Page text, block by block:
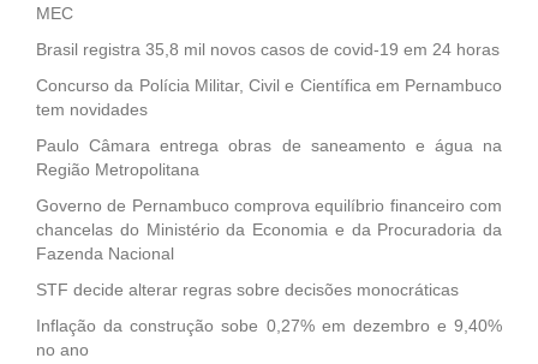
MEC
Brasil registra 35,8 mil novos casos de covid-19 em 24 horas
Concurso da Polícia Militar, Civil e Científica em Pernambuco
tem novidades
Paulo Câmara entrega obras de saneamento e água na
Região Metropolitana
Governo de Pernambuco comprova equilíbrio financeiro com
chancelas do Ministério da Economia e da Procuradoria da
Fazenda Nacional
STF decide alterar regras sobre decisões monocráticas
Inflação da construção sobe 0,27% em dezembro e 9,40%
no ano